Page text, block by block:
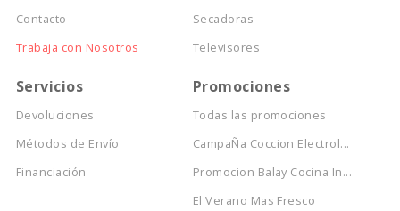
Contacto
Trabaja con Nosotros
Secadoras
Televisores
Servicios
Devoluciones
Métodos de Envío
Financiación
Promociones
Todas las promociones
CampaÑa Coccion Electrol...
Promocion Balay Cocina In...
El Verano Mas Fresco